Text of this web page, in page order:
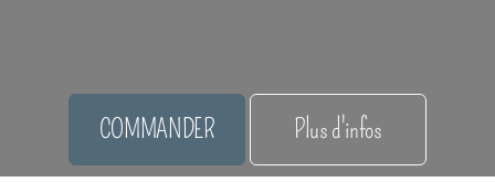
COMMANDER Plus d'infos